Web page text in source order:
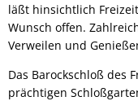
läßt hinsichtlich
Wunsch offen.
Verweilen und
Das Barockschloß des
prächtigen